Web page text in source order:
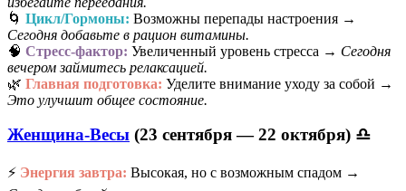
🌀 Цикл/Гормоны: Возможны перепады настроения →
Сегодня добавьте в рацион витамины.
🧠 Стресс-фактор: Увеличенный уровень стресса → Сегодня
вечером займитесь релаксацией.
🌿 Главная подготовка: Уделите внимание уходу за собой →
Это улучшит общее состояние.
Женщина-Весы (23 сентября — 22 октября) ♎
⚡ Энергия завтра: Высокая, но с возможным спадом →